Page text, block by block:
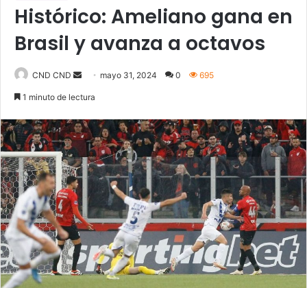
Histórico: Ameliano gana en
Brasil y avanza a octavos
CND CND
Send mayo 31, 2024 0 695
1 minuto de lectura